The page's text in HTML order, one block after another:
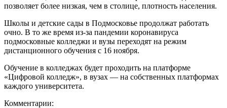
позволяет более низкая, чем в столице, плотность населения.
Школы и детские сады в Подмосковье продолжат работать
очно. В то же время из-за пандемии коронавируса
подмосковные колледжи и вузы переходят на режим
дистанционного обучения с 16 ноября.
Обучение в колледжах будет проходить на платформе
«Цифровой колледж», в вузах — на собственных платформах
каждого университета.
Комментарии: